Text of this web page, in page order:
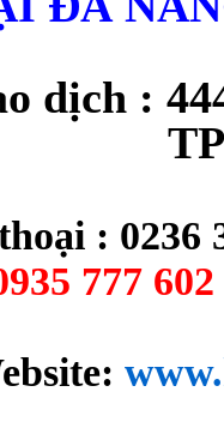
dịch :
: 0236
777